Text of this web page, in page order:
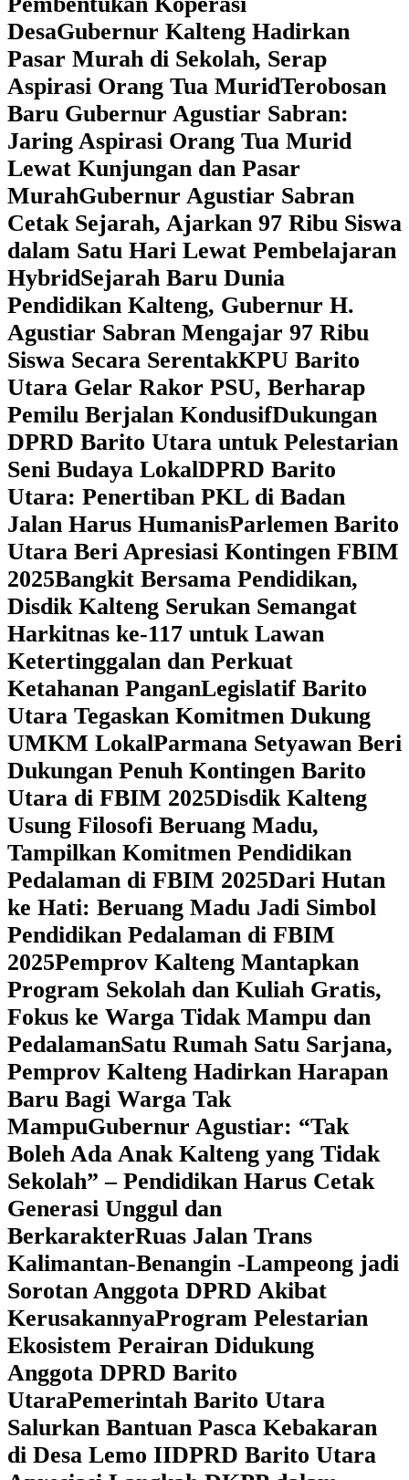
Desa‎Gubernur Kalteng Hadirkan
Pasar Murah di Sekolah, Serap
Aspirasi Orang Tua Murid‎Terobosan
Baru Gubernur Agustiar Sabran:
Jaring Aspirasi Orang Tua Murid
Lewat Kunjungan dan Pasar
MurahGubernur Agustiar Sabran
Cetak Sejarah, Ajarkan 97 Ribu Siswa
dalam Satu Hari Lewat Pembelajaran
HybridSejarah Baru Dunia
Pendidikan Kalteng, Gubernur H.
Agustiar Sabran Mengajar 97 Ribu
Siswa Secara SerentakKPU Barito
Utara Gelar Rakor PSU, Berharap
Pemilu Berjalan KondusifDukungan
DPRD Barito Utara untuk Pelestarian
Seni Budaya LokalDPRD Barito
Utara: Penertiban PKL di Badan
Jalan Harus HumanisParlemen Barito
Utara Beri Apresiasi Kontingen FBIM
2025‎Bangkit Bersama Pendidikan,
Disdik Kalteng Serukan Semangat
Harkitnas ke-117 untuk Lawan
Ketertinggalan dan Perkuat
Ketahanan PanganLegislatif Barito
Utara Tegaskan Komitmen Dukung
UMKM LokalParmana Setyawan Beri
Dukungan Penuh Kontingen Barito
Utara di FBIM 2025Disdik Kalteng
Usung Filosofi Beruang Madu,
Tampilkan Komitmen Pendidikan
Pedalaman di FBIM 2025‎Dari Hutan
ke Hati: Beruang Madu Jadi Simbol
Pendidikan Pedalaman di FBIM
2025‎Pemprov Kalteng Mantapkan
Program Sekolah dan Kuliah Gratis,
Fokus ke Warga Tidak Mampu dan
Pedalaman‎Satu Rumah Satu Sarjana,
Pemprov Kalteng Hadirkan Harapan
Baru Bagi Warga Tak
Mampu‎Gubernur Agustiar: “Tak
Boleh Ada Anak Kalteng yang Tidak
Sekolah” – Pendidikan Harus Cetak
Generasi Unggul dan
BerkarakterRuas Jalan Trans
Kalimantan-Benangin -Lampeong jadi
Sorotan Anggota DPRD Akibat
KerusakannyaProgram Pelestarian
Ekosistem Perairan Didukung
Anggota DPRD Barito
UtaraPemerintah Barito Utara
Salurkan Bantuan Pasca Kebakaran
di Desa Lemo IIDPRD Barito Utara